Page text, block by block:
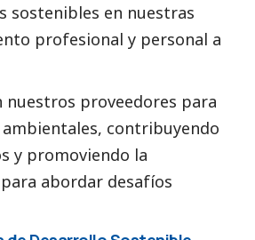
sostenibles en nuestras
profesional y personal a
nuestros proveedores para
contribuyendo
y promoviendo la
abordar desafíos